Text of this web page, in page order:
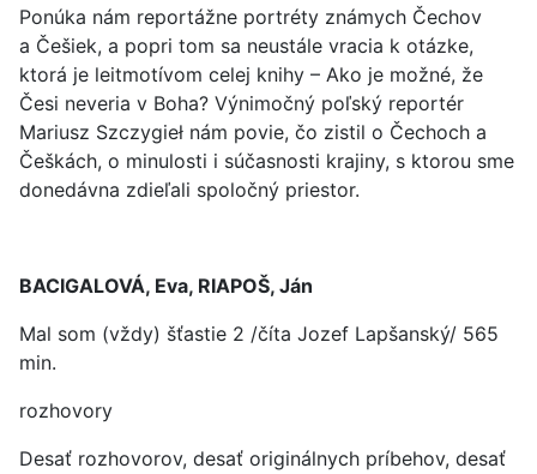
Ponúka nám reportážne portréty známych Čechov
a Češiek, a popri tom sa neustále vracia k otázke,
ktorá je leitmotívom celej knihy – Ako je možné, že
Česi neveria v Boha? Výnimočný poľský reportér
Mariusz Szczygieł nám povie, čo zistil o Čechoch a
Češkách, o minulosti i súčasnosti krajiny, s ktorou sme
donedávna zdieľali spoločný priestor.
BACIGALOVÁ, Eva, RIAPOŠ, Ján
Mal som (vždy) šťastie 2 /číta Jozef Lapšanský/ 565
min.
rozhovory
Desať rozhovorov, desať originálnych príbehov, desať